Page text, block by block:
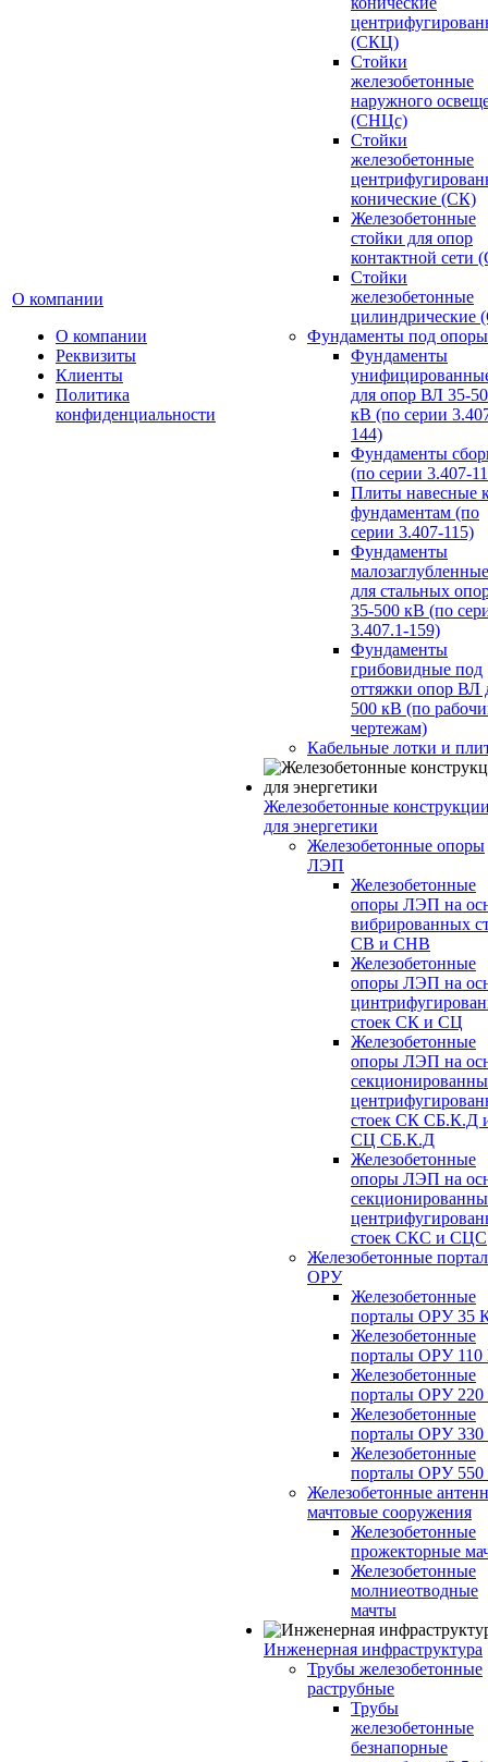
О компании
О компании
Реквизиты
Клиенты
Политика
конфиденциальности
(СКЦ)
Стойки
железобетонные
наружного
(СНЦс)
Стойки
железобетонные
конические (СК)
Железобетонные
стойки для опор
контактной сети
Стойки
железобетонные
цилиндрические
Фундаменты под опоры
Фундаменты
для опор ВЛ 35-
кВ (по серии
144)
Фундаменты
(по серии 3.407-
Плиты навесные
фундаментам (по
серии 3.407-115)
Фундаменты
малозаглубленные
для стальных
35-500 кВ (по
3.407.1-159)
Фундаменты
грибовидные под
оттяжки опор ВЛ
500 кВ (по
чертежам)
Кабельные лотки и
Железобетонные
для энергетики
Железобетонные опоры
ЛЭП
Железобетонные
опоры ЛЭП на
вибрированных
СВ и СНВ
Железобетонные
опоры ЛЭП на
стоек СК и СЦ
Железобетонные
опоры ЛЭП на
стоек СК СБ.К.Д
СЦ СБ.К.Д
Железобетонные
опоры ЛЭП на
стоек СКС и СЦС
Железобетонные
ОРУ
Железобетонные
порталы ОРУ 35
Железобетонные
порталы ОРУ
Железобетонные
порталы ОРУ
Железобетонные
порталы ОРУ
Железобетонные
порталы ОРУ
Железобетонные
мачтовые сооружения
Железобетонные
прожекторные
Железобетонные
молниеотводные
мачты
Инженерная инфраструктура
Трубы железобетонные
раструбные
Трубы
железобетонные
безнапорные